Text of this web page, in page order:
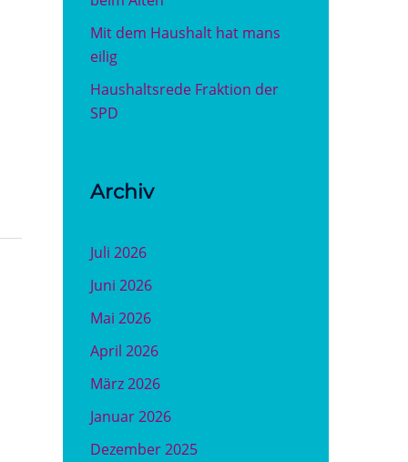
Mit dem Haushalt hat mans
eilig
Haushaltsrede Fraktion der
SPD
Archiv
Juli 2026
Juni 2026
Mai 2026
April 2026
März 2026
Januar 2026
Dezember 2025